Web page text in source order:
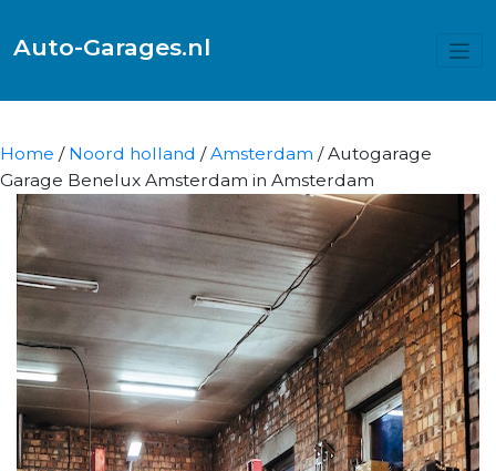
Auto-Garages.nl
Home / Noord holland /Amsterdam / Autogarage
Garage Benelux Amsterdam in Amsterdam